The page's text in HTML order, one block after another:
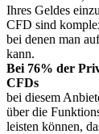
Ihres Geldes
CFD sind
bei denen man
kann.
Bei 76% der
CFDs
bei diesem
über die
leisten können,